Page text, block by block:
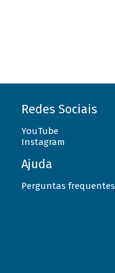
Redes Sociais
YouTube
Instagram
Ajuda
Perguntas frequentes